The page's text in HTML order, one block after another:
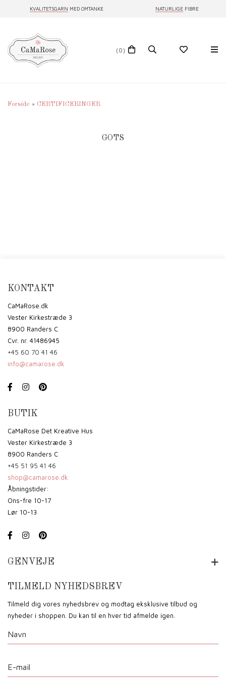
KVALITETSGARN MED OMTANKE NATURLIGE FIBRE
(0)
Forside » CERTIFICERINGER
GOTS
KONTAKT
CaMaRose.dk
Vester Kirkestræde 3
8900 Randers C
Cvr. nr. 41486945
+45 60 70 41 46
info@camarose.dk
BUTIK
CaMaRose Det Kreative Hus
Vester Kirkestræde 3
8900 Randers C
+45 51 95 41 46
shop@camarose.dk
Åbningstider:
Ons-fre 10-17
Lør 10-13
GENVEJE
TILMELD NYHEDSBREV
Tilmeld dig vores nyhedsbrev og modtag eksklusive tilbud og
nyheder i shoppen. Du kan til en hver tid afmelde igen.